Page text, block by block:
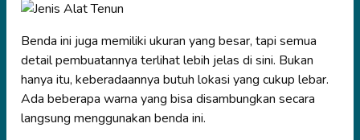
Benda ini juga memiliki ukuran yang besar, tapi semua
detail pembuatannya terlihat lebih jelas di sini. Bukan
hanya itu, keberadaannya butuh lokasi yang cukup lebar.
Ada beberapa warna yang bisa disambungkan secara
langsung menggunakan benda ini.